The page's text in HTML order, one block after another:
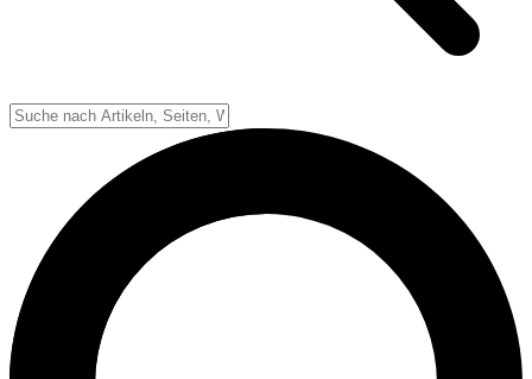
Punkte & Scoring
Strafen & Fouls
Schiedsrichter
Football Lexikon